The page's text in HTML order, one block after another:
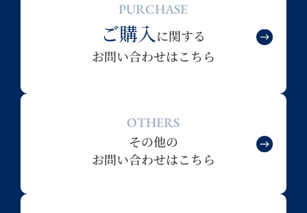
PURCHASE
ご購入に関する
お問い合わせはこちら
OTHERS
その他の
お問い合わせはこちら